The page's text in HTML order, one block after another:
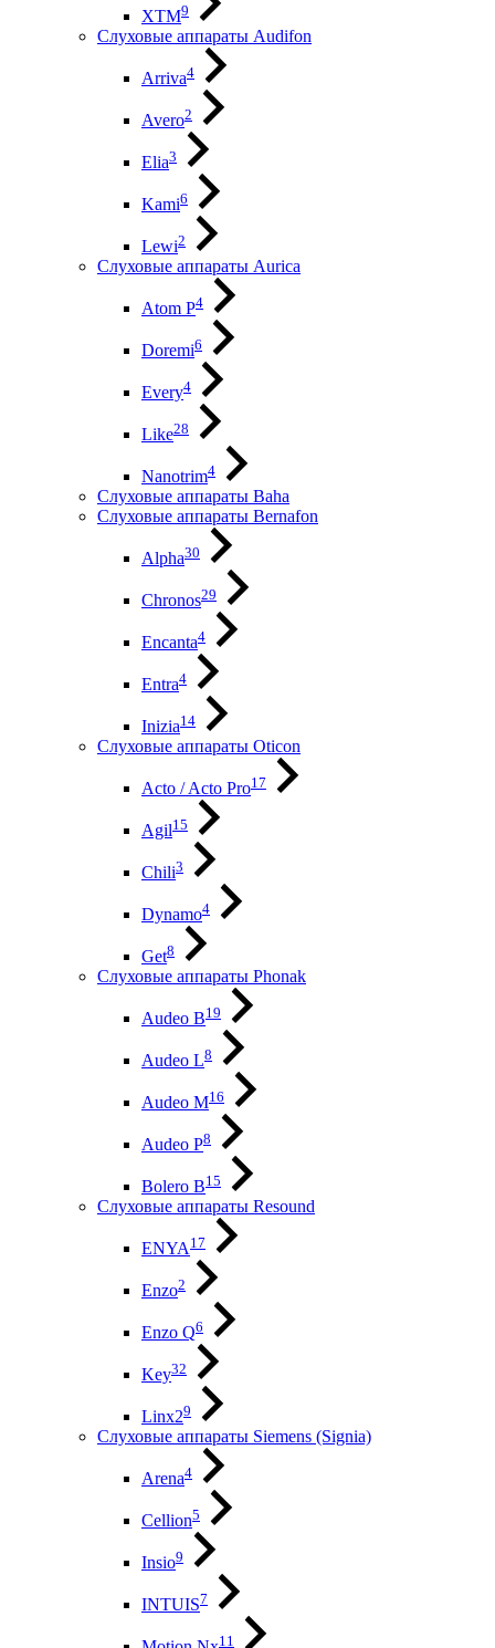
XTM9
Слуховые аппараты Audifon
Arriva4
Avero2
Elia3
Kami6
Lewi2
Слуховые аппараты Aurica
Atom P4
Doremi6
Every4
Like28
Nanotrim4
Слуховые аппараты Baha
Слуховые аппараты Bernafon
Alpha30
Chronos29
Encanta4
Entra4
Inizia14
Слуховые аппараты Oticon
Acto / Acto Pro17
Agil15
Chili3
Dynamo4
Get8
Слуховые аппараты Phonak
Audeo B19
Audeo L8
Audeo М16
Audeo P8
Bolero B15
Слуховые аппараты Resound
ENYA 17
Enzo2
Enzo Q6
Key32
Linx29
Слуховые аппараты Siemens (Signia)
Arena4
Cellion5
Insio9
INTUIS7
11